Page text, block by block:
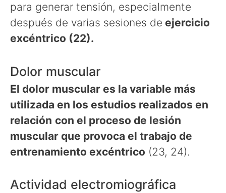
para generar tensión, especialmente
después de varias sesiones de ejercicio
excéntrico (22).
Dolor muscular
El dolor muscular es la variable más
utilizada en los estudios realizados en
relación con el proceso de lesión
muscular que provoca el trabajo de
entrenamiento excéntrico (23, 24).
Actividad electromiográfica